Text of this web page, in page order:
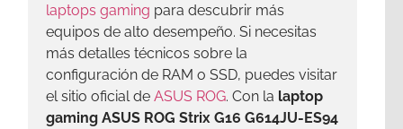
laptops gaming para descubrir más
equipos de alto desempeño. Si necesitas
más detalles técnicos sobre la
configuración de RAM o SSD, puedes visitar
el sitio oficial de ASUS ROG. Con la laptop
gaming ASUS ROG Strix G16 G614JU-ES94